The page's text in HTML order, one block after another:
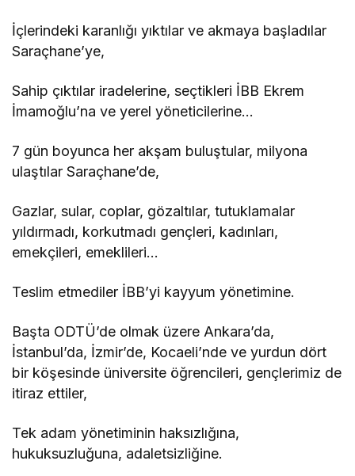
İçlerindeki karanlığı yıktılar ve akmaya başladılar
Saraçhane’ye,
Sahip çıktılar iradelerine, seçtikleri İBB Ekrem
İmamoğlu’na ve yerel yöneticilerine…
7 gün boyunca her akşam buluştular, milyona
ulaştılar Saraçhane’de,
Gazlar, sular, coplar, gözaltılar, tutuklamalar
yıldırmadı, korkutmadı gençleri, kadınları,
emekçileri, emeklileri…
Teslim etmediler İBB’yi kayyum yönetimine.
Başta ODTÜ’de olmak üzere Ankara’da,
İstanbul’da, İzmir’de, Kocaeli’nde ve yurdun dört
bir köşesinde üniversite öğrencileri, gençlerimiz de
itiraz ettiler,
Tek adam yönetiminin haksızlığına,
hukuksuzluğuna, adaletsizliğine.